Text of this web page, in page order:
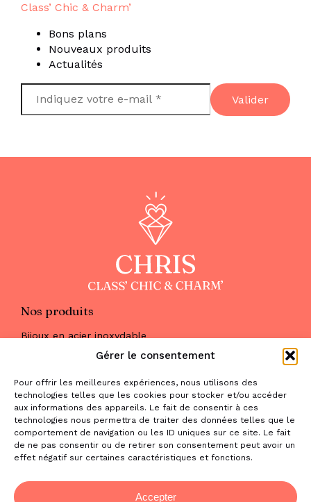
Gérer le consentement
Pour offrir les meilleures expériences, nous utilisons des
technologies telles que les cookies pour stocker et/ou accéder
aux informations des appareils. Le fait de consentir à ces
technologies nous permettra de traiter des données telles que le
comportement de navigation ou les ID uniques sur ce site. Le fait
de ne pas consentir ou de retirer son consentement peut avoir un
effet négatif sur certaines caractéristiques et fonctions.
Accepter
Class’ Chic & Charm’
Bons plans
Nouveaux produits
Actualités
Nos produits
Bijoux en acier inoxydable
Maquillage
Parfums
Nous trouver
& nous contacter
2 place de la Liberté
31470 Saint-Lys
06 52 05 69 65